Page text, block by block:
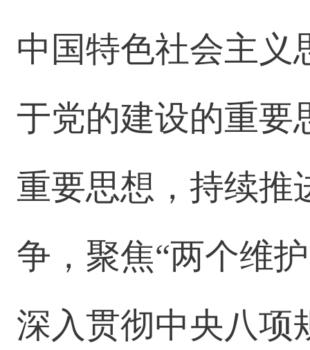
中国特色社会主义
于党的建设的重要
重要思想，持续推
争，聚焦“两个维
深入贯彻中央八项